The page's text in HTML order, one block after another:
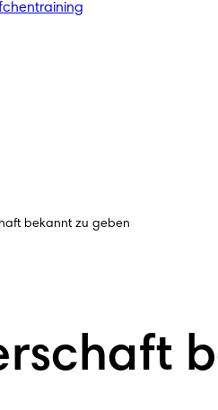
bekannt zu geben